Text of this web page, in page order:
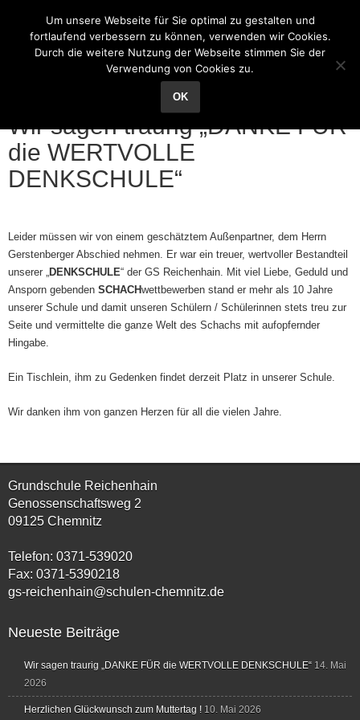
14Mai
Wir sagen traurig „DANKE FÜR
die WERTVOLLE
DENKSCHULE“
Leider müssen wir von einem geschätztem Außenpartner, dem Herrn
Gerstenberger Abschied nehmen. Er war ein treuer, wertvoller Bestandteil
unserer „DENKSCHULE“ der GS Reichenhain. Mit viel Liebe, Geduld und
Ansporn gebenden SCHACHwettbewerben stand er mehr als 10 Jahre
unserer Schule und damit unseren Schülern / Schülerinnen stets treu zur
Seite und vermittelte die ganze Welt des Schachs mit aufopfernder
Hingabe.
Ein Tischlein, ihm zu Gedenken findet derzeit Platz in unserer Schule.
Wir danken ihm von ganzen Herzen für all die vielen Jahre.
Grundschule Reichenhain
Genossenschaftsweg 2
09125 Chemnitz
Telefon: 0371-539020
Fax: 0371-5390218
gs-reichenhain@schulen-chemnitz.de
Neueste Beiträge
Wir sagen traurig „DANKE FÜR die WERTVOLLE DENKSCHULE“ 14. Mai
2026
Herzlichen Glückwunsch zum Muttertag ! 10. Mai 2026
Grundschule Reichenhain
Um unsere Webseite für Sie optimal zu gestalten und
fortlaufend verbessern zu können, verwenden wir Cookies.
Durch die weitere Nutzung der Webseite stimmen Sie der
Verwendung von Cookies zu.
OK